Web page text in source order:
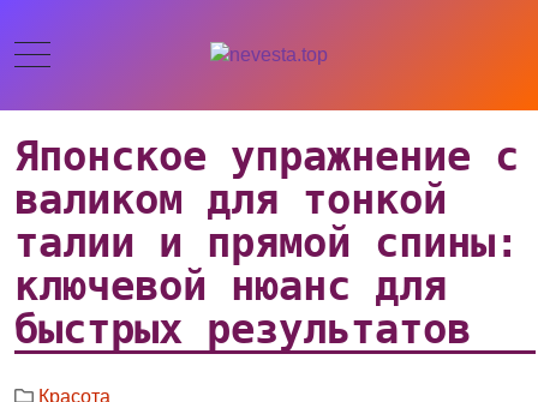
Японское упражнение с
валиком для тонкой
талии и прямой спины:
ключевой нюанс для
быстрых результатов
Красота